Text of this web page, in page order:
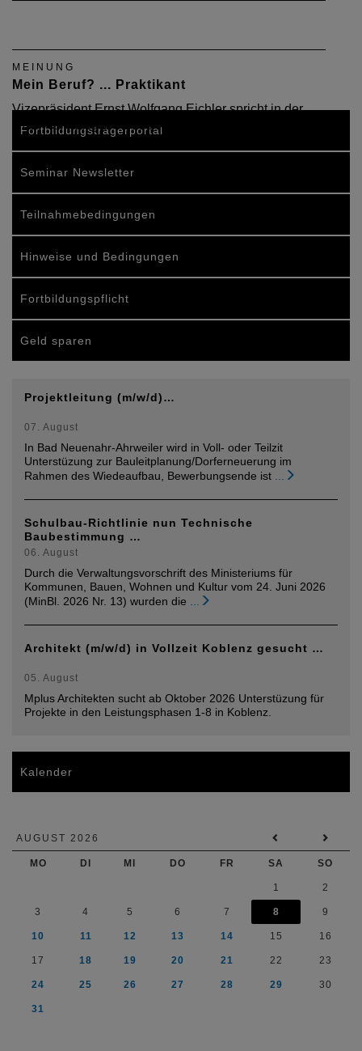
MEINUNG
Mein Beruf? ... Praktikant
Vizepräsident Ernst Wolfgang Eichler spricht in der
DAB-Aprilausgabe 2008 Klartext.
Fortbildungsträgerportal
Seminar Newsletter
Teilnahmebedingungen
Hinweise und Bedingungen
Fortbildungspflicht
Geld sparen
Projektleitung (m/w/d)…
07. August
In Bad Neuenahr-Ahrweiler wird in Voll- oder Teilzit
Unterstüzung zur Bauleitplanung/Dorferneuerung im
Rahmen des Wiedeaufbau, Bewerbungsende ist
Schulbau-Richtlinie nun Technische
Baubestimmung …
06. August
Durch die Verwaltungsvorschrift des Ministeriums für
Kommunen, Bauen, Wohnen und Kultur vom 24. Juni 2026
(MinBl. 2026 Nr. 13) wurden die
Architekt (m/w/d) in Vollzeit Koblenz gesucht …
05. August
Mplus Architekten sucht ab Oktober 2026 Unterstüzung für
Projekte in den Leistungsphasen 1-8 in Koblenz.
Kalender
AUGUST 2026
MO DI MI DO FR SA SO
1 2
3 4 5 6 7 8 9
10 11 12 13 14 15 16
17 18 19 20 21 22 23
24 25 26 27 28 29 30
31